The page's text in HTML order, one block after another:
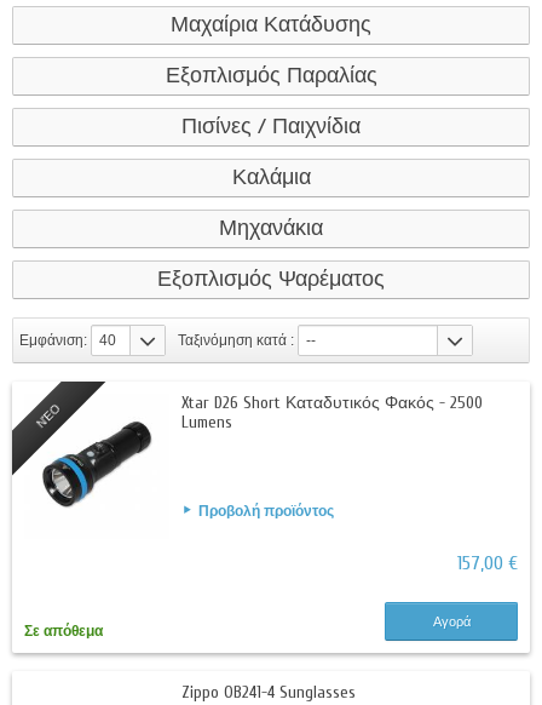
Μαχαίρια Κατάδυσης
Εξοπλισμός Παραλίας
Πισίνες / Παιχνίδια
Καλάμια
Μηχανάκια
Εξοπλισμός Ψαρέματος
Εμφάνιση: 40 Ταξινόμηση κατά : --
ΝΈΟ
Xtar D26 Short Καταδυτικός Φακός - 2500
Lumens
Προβολή προϊόντος
157,00 €
Σε απόθεμα
Αγορά
Zippo OB241-4 Sunglasses